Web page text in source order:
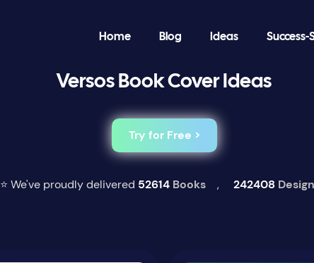
Home Blog Ideas Success-
Versos Book Cover Ideas
Try for Free >
⭐ We've proudly delivered 52614 Books , 242408